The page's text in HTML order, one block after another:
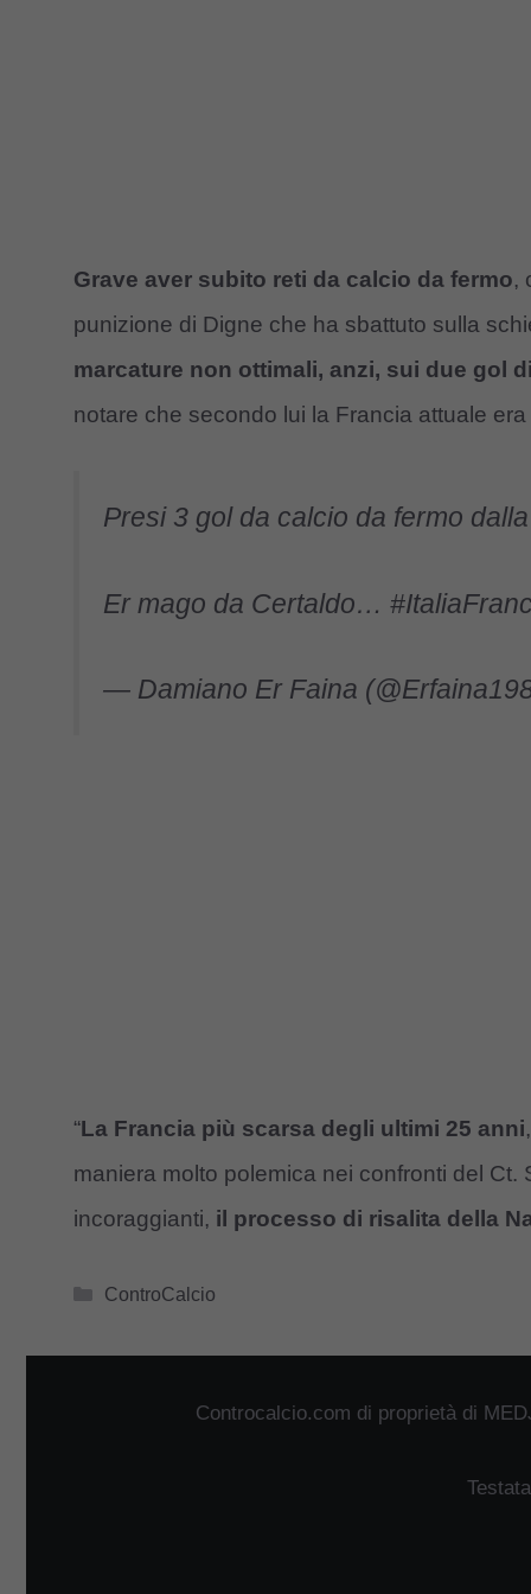
Grave aver subito reti da calcio da fermo,
punizione di Digne che ha sbattuto sulla
marcature non ottimali, anzi, sui due gol
notare che secondo lui la Francia attuale
Presi 3 gol da calcio da fermo dalla
Er mago da Certaldo…
— Damiano Er Faina
“La Francia più scarsa degli ultimi 25 anni
maniera molto polemica nei confronti del
incoraggianti, il processo di risalita della
Categorie
ControCalcio
Controcalcio.com di proprietà di